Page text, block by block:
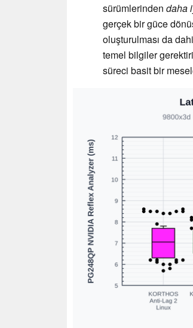
sürümlerinden daha
gerçek bir güce
oluşturulması da
temel bilgiler
süreci basit bir